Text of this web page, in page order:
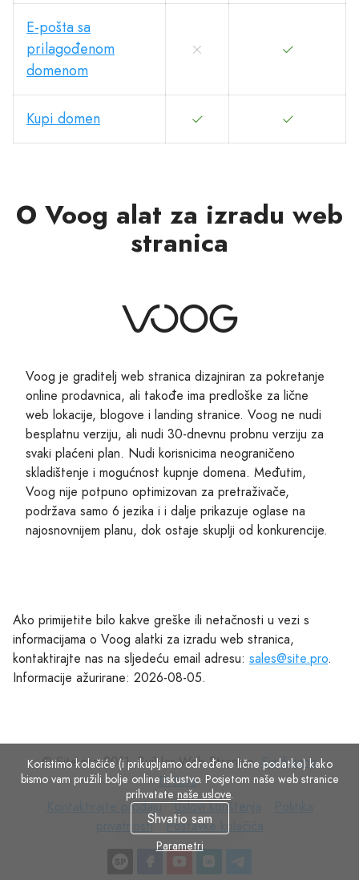
E-pošta sa
prilagođenom
domenom
Kupi domen
O Voog alat za izradu web
stranica
Voog je graditelj web stranica dizajniran za pokretanje
online prodavnica, ali takođe ima predloške za lične
web lokacije, blogove i landing stranice. Voog ne nudi
besplatnu verziju, ali nudi 30-dnevnu probnu verziju za
svaki plaćeni plan. Nudi korisnicima neograničeno
skladištenje i mogućnost kupnje domena. Međutim,
Voog nije potpuno optimizovan za pretraživače,
podržava samo 6 jezika i i dalje prikazuje oglase na
najosnovnijem planu, dok ostaje skuplji od konkurencije.
Ako primijetite bilo kakve greške ili netačnosti u vezi s
informacijama o Voog alatki za izradu web stranica,
kontaktirajte nas na sljedeću email adresu: sales@site.pro.
Informacije ažurirane: 2026-08-05.
© Site.pro 2011. Builder Web Stranica. Sjedinjene
Države.
Kontaktirajte prodaju
Uslovi
korištenja
Uslovi korištenja
privatnosti
Postavke
kolačića
Postavke kolačića
Koristimo kolačiće (i prikupljamo određene lične podatke) kako
bismo vam pružili bolje online iskustvo. Posjetom naše web stranice
prihvatate naše uslove.
Shvatio sam
Parametri